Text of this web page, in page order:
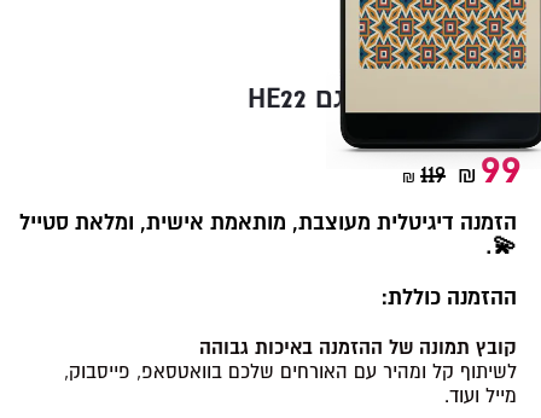
HE22 הזמנה לחינה דגם
₪ 99
119
₪
הזמנה דיגיטלית מעוצבת, מותאמת אישית, ומלאת סטייל
💫.
ההזמנה כוללת:
קובץ תמונה של ההזמנה באיכות גבוהה
לשיתוף קל ומהיר עם האורחים שלכם בוואטסאפ, פייסבוק,
מייל ועוד.